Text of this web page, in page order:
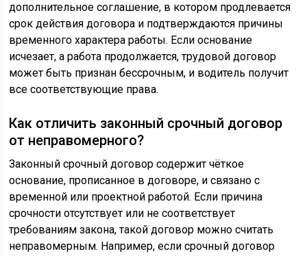
дополнительное соглашение, в котором продлевается
срок действия договора и подтверждаются причины
временного характера работы. Если основание
исчезает, а работа продолжается, трудовой договор
может быть признан бессрочным, и водитель получит
все соответствующие права.
Как отличить законный срочный договор
от неправомерного?
Законный срочный договор содержит чёткое
основание, прописанное в договоре, и связано с
временной или проектной работой. Если причина
срочности отсутствует или не соответствует
требованиям закона, такой договор можно считать
неправомерным. Например, если срочный договор